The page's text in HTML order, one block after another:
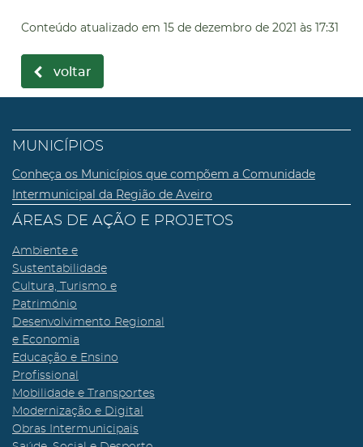
Conteúdo atualizado em 15 de dezembro de 2021 às 17:31
voltar
MUNICÍPIOS
Conheça os Municípios que compõem a Comunidade
Intermunicipal da Região de Aveiro
ÁREAS DE AÇÃO E PROJETOS
Ambiente e
Sustentabilidade
Cultura, Turismo e
Património
Desenvolvimento Regional
e Economia
Educação e Ensino
Profissional
Mobilidade e Transportes
Modernização e Digital
Obras Intermunicipais